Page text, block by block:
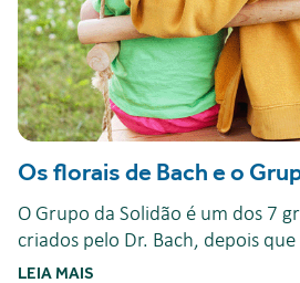
Os florais de Bach e o
O Grupo da Solidão é um dos 7
criados pelo Dr. Bach, depois
LEIA MAIS